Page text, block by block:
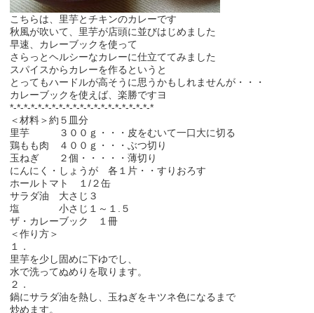
こちらは、里芋とチキンのカレーです
秋風が吹いて、里芋が店頭に並びはじめました
早速、カレーブックを使って
さらっとヘルシーなカレーに仕立ててみました
スパイスからカレーを作るというと
とってもハードルが高そうに思うかもしれませんが・・・
カレーブックを使えば、楽勝ですヨ
*-*-*-*-*-*-*-*-*-*-*-*-*-*-*-*-*-*-*-*-*
＜材料＞約５皿分
里芋 ３００ｇ・・・皮をむいて一口大に切る
鶏もも肉 ４００ｇ・・・ぶつ切り
玉ねぎ ２個・・・・・薄切り
にんにく・しょうが 各１片・・すりおろす
ホールトマト １/２缶
サラダ油 大さじ３
塩 小さじ１～１.５
ザ・カレーブック １冊
＜作り方＞
１．
里芋を少し固めに下ゆでし、
水で洗ってぬめりを取ります。
２．
鍋にサラダ油を熱し、玉ねぎをキツネ色になるまで
炒めます。